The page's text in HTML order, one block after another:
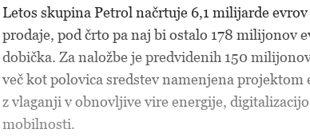
Letos skupina Petrol načrtuje 6,1 milijarde
prodaje, pod črto pa naj bi ostalo 178 milijonov
dobička. Za naložbe je predvidenih 150
več kot polovica sredstev namenjena
z vlaganji v obnovljive vire energije,
mobilnosti.